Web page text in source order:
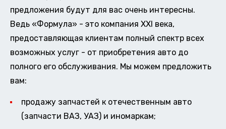
предложения будут для вас очень интересны.
Ведь «Формула» - это компания XXI века,
предоставляющая клиентам полный спектр всех
возможных услуг - от приобретения авто до
полного его обслуживания. Мы можем предложить
вам:
продажу запчастей к отечественным авто
(запчасти ВАЗ, УАЗ) и иномаркам;